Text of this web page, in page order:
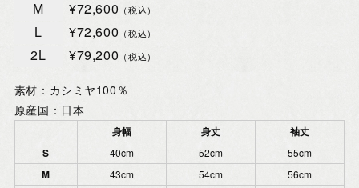
M ¥72,600 （税込）
L ¥72,600 （税込）
2L ¥79,200 （税込）
素材：カシミヤ100％
原産国：日本
身幅 身丈
袖丈
S
40cm 52cm 55cm
M 43cm 54cm 56cm